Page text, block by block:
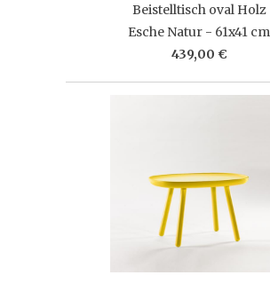
Beistelltisch oval Holz
Esche Natur - 61x41 cm
439,00 €